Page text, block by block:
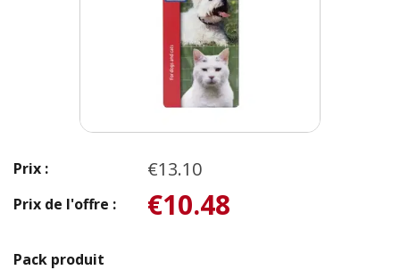
Prix : €13.10
Prix de l'offre : €10.48
Pack produit